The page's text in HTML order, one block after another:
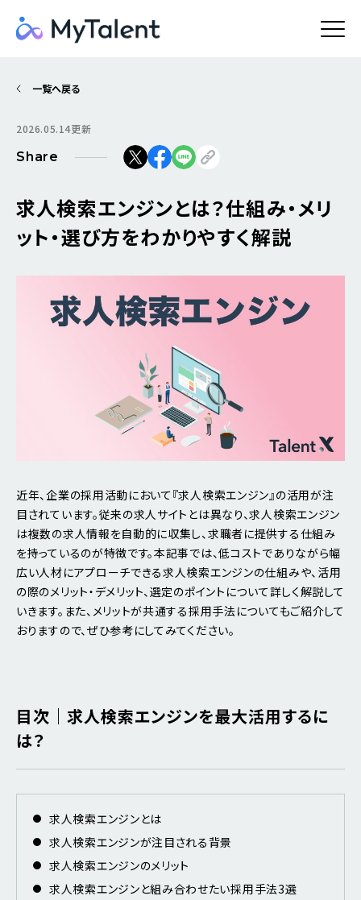
一覧へ戻る
2026.05.14更新
Share
求人検索エンジンとは？仕組み・メリ
ット・選び方をわかりやすく解説
近年、企業の採用活動において『求人検索エンジン』の活用が注
目されています。従来の求人サイトとは異なり、求人検索エンジン
は複数の求人情報を自動的に収集し、求職者に提供する仕組み
を持っているのが特徴です。本記事では、低コストでありながら幅
広い人材にアプローチできる求人検索エンジンの仕組みや、活用
の際のメリット・デメリット、選定のポイントについて詳しく解説して
いきます。また、メリットが共通する採用手法についてもご紹介して
おりますので、ぜひ参考にしてみてください。
目次｜求人検索エンジンを最大活用するに
は？
求人検索エンジンとは
求人検索エンジンが注目される背景
求人検索エンジンのメリット
求人検索エンジンと組み合わせたい採用手法3選